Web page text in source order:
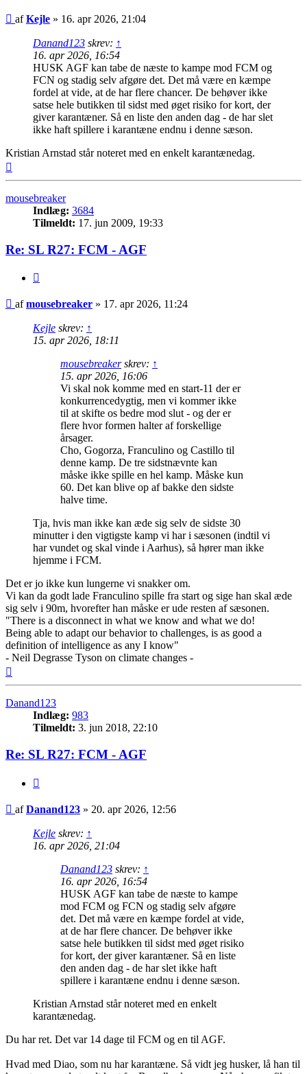
Indlæg
afKejle » 16. apr 2026, 21:04
Danand123 skrev: ↑
16. apr 2026, 16:54
HUSK AGF kan tabe de næste to kampe mod FCM og
FCN og stadig selv afgøre det. Det må være en kæmpe
fordel at vide, at de har flere chancer. De behøver ikke
satse hele butikken til sidst med øget risiko for kort, der
giver karantæner. Så en liste den anden dag - de har slet
ikke haft spillere i karantæne endnu i denne sæson.
Kristian Arnstad står noteret med en enkelt karantænedag.
mousebreaker
Indlæg: 3684
Tilmeldt: 17. jun 2009, 19:33
Re: SL R27: FCM - AGF
Indlæg
afmousebreaker » 17. apr 2026, 11:24
Kejle skrev: ↑
15. apr 2026, 18:11
mousebreakerskrev: ↑
15. apr 2026, 16:06
Vi skal nok komme med en start-11 der er
konkurrencedygtig, men vi kommer ikke
til at skifte os bedre mod slut - og der er
flere hvor formen halter af forskellige
årsager.
Cho, Gogorza, Franculino og Castillo til
denne kamp. De tre sidstnævnte kan
måske ikke spille en hel kamp. Måske kun
60. Det kan blive op af bakke den sidste
halve time.
Tja, hvis man ikke kan æde sig selv de sidste 30
minutter i den vigtigste kamp vi har i sæsonen (indtil vi
har vundet og skal vinde i Aarhus), så hører man ikke
hjemme i FCM.
Det er jo ikke kun lungerne vi snakker om.
Vi kan da godt lade Franculino spille fra start og sige han skal æde
sig selv i 90m, hvorefter han måske er ude resten af sæsonen.
"There is a disconnect in what we know and what we do!
Being able to adapt our behavior to challenges, is as good a
definition of intelligence as any I know"
- Neil Degrasse Tyson on climate changes -
Danand123
Indlæg: 983
Tilmeldt: 3. jun 2018, 22:10
Re: SL R27: FCM - AGF
Indlæg
afDanand123 » 20. apr 2026, 12:56
Kejle skrev: ↑
16. apr 2026, 21:04
Danand123 skrev: ↑
16. apr 2026, 16:54
HUSK AGF kan tabe de næste to kampe
mod FCM og FCN og stadig selv afgøre
det. Det må være en kæmpe fordel at vide,
at de har flere chancer. De behøver ikke
satse hele butikken til sidst med øget risiko
for kort, der giver karantæner. Så en liste
den anden dag - de har slet ikke haft
spillere i karantæne endnu i denne sæson.
Kristian Arnstad står noteret med en enkelt
karantænedag.
Du har ret. Det var 14 dage til FCM og en til AGF.
Hvad med Diao, som nu har karantæne. Så vidt jeg husker, lå han til